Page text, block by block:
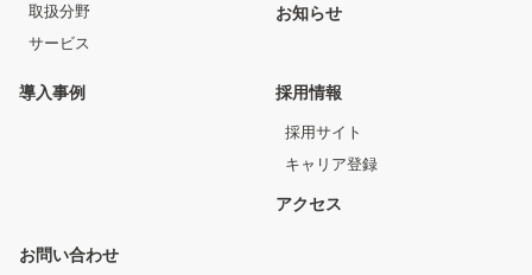
取扱分野
サービス
お知らせ
導入事例 採用情報
採用サイト
キャリア登録
アクセス
お問い合わせ